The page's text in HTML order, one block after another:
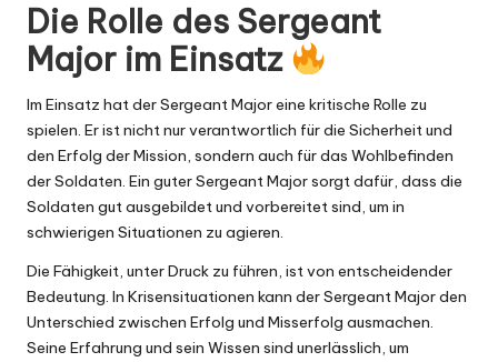
Die Rolle des Sergeant
Major im Einsatz
Im Einsatz hat der Sergeant Major eine kritische Rolle zu
spielen. Er ist nicht nur verantwortlich für die Sicherheit und
den Erfolg der Mission, sondern auch für das Wohlbefinden
der Soldaten. Ein guter Sergeant Major sorgt dafür, dass die
Soldaten gut ausgebildet und vorbereitet sind, um in
schwierigen Situationen zu agieren.
Die Fähigkeit, unter Druck zu führen, ist von entscheidender
Bedeutung. In Krisensituationen kann der Sergeant Major den
Unterschied zwischen Erfolg und Misserfolg ausmachen.
Seine Erfahrung und sein Wissen sind unerlässlich, um